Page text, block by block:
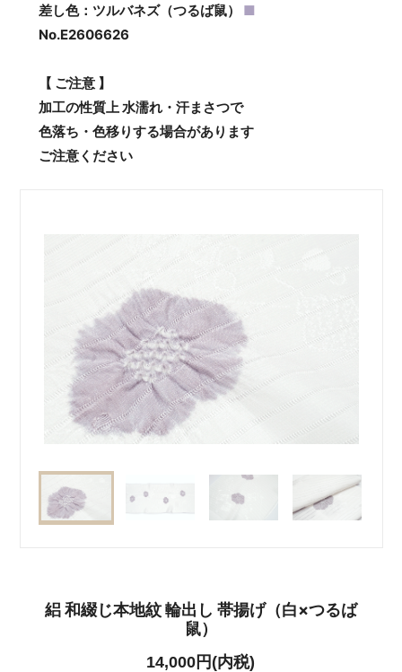
差し色：ツルバネズ（つるば鼠）
■
No.E2606626
【 ご注意 】
加工の性質上 水濡れ・汗まさつで
色落ち・色移りする場合があります
ご注意ください
絽 和綴じ本地紋 輪出し 帯揚げ（白×つるば
鼠）
14,000円(内税)